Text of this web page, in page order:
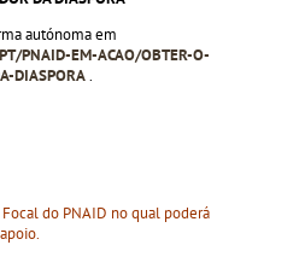
autónoma em
PNAID-EM-ACAO/OBTER-O-
DIASPORA.
Focal do PNAID no qual poderá